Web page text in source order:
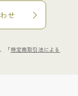
せ
「特定商取引法による